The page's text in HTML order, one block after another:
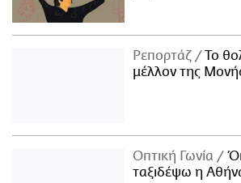
Ρεπορτάζ
Το
μέλλον της
Οπτική Γωνία
ταξιδέψω η